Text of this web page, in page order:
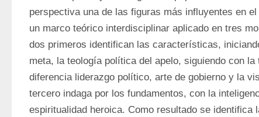
perspectiva una de las figuras más influyentes en
un marco teórico interdisciplinar aplicado en tres
dos primeros identifican las características,
meta, la teología política del apelo, siguiendo con
diferencia liderazgo político, arte de gobierno y la
tercero indaga por los fundamentos, con la
espiritualidad heroica. Como resultado se identifica